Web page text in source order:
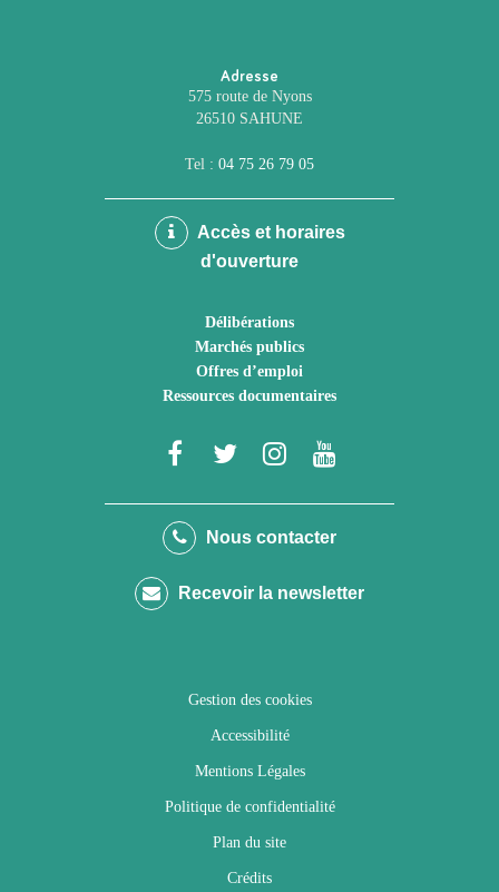
Adresse
575 route de Nyons
26510 SAHUNE
Tel : 04 75 26 79 05
Accès et horaires
d'ouverture
Délibérations
Marchés publics
Offres d’emploi
Ressources documentaires
Lien
le
Facebook
Lien
le
Twitter
Lien
le
Instagram
Youtube
Nous contacter
Recevoir la newsletter
Gestion des cookies
Accessibilité
Mentions Légales
Politique de confidentialité
Plan du site
Crédits